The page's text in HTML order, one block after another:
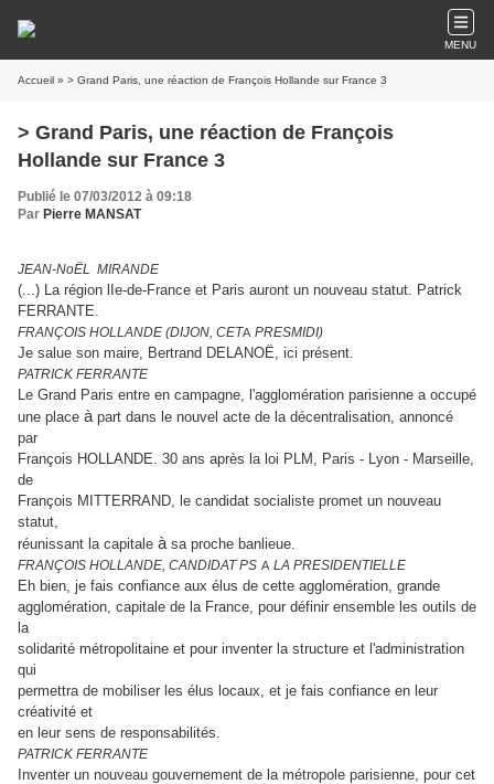
MENU
Accueil » > Grand Paris, une réaction de François Hollande sur France 3
> Grand Paris, une réaction de François
Hollande sur France 3
Publié le 07/03/2012 à 09:18
Par Pierre MANSAT
JEAN-NoËL MIRANDE
(...) La région lIe-de-France et Paris auront un nouveau statut. Patrick
FERRANTE.
FRANÇOIS HOLLANDE (DIJON, CETA PRESMIDI)
Je salue son maire, Bertrand DELANOË, ici présent.
PATRICK FERRANTE
Le Grand Paris entre en campagne, l'agglomération parisienne a occupé
une place à part dans le nouvel acte de la décentralisation, annoncé
par
François HOLLANDE. 30 ans après la loi PLM, Paris - Lyon - Marseille,
de
François MITTERRAND, le candidat socialiste promet un nouveau
statut,
réunissant la capitale à sa proche banlieue.
FRANÇOIS HOLLANDE, CANDIDAT PS A LA PRESIDENTIELLE
Eh bien, je fais confiance aux élus de cette agglomération, grande
agglomération, capitale de la France, pour définir ensemble les outils de
la
solidarité métropolitaine et pour inventer la structure et l'administration
qui
permettra de mobiliser les élus locaux, et je fais confiance en leur
créativité et
en leur sens de responsabilités.
PATRICK FERRANTE
Inventer un nouveau gouvernement de la métropole parisienne, pour cet